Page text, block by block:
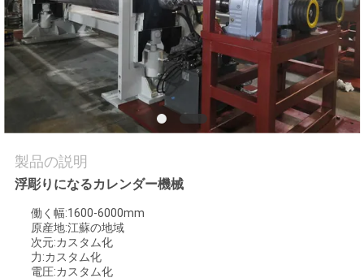
旅
行
品
質
管
製品の説明
浮彫りになるカレンダー機械
働く幅:1600-6000mm
原産地:江蘇の地域
次元:カスタム化
力:カスタム化
電圧:カスタム化